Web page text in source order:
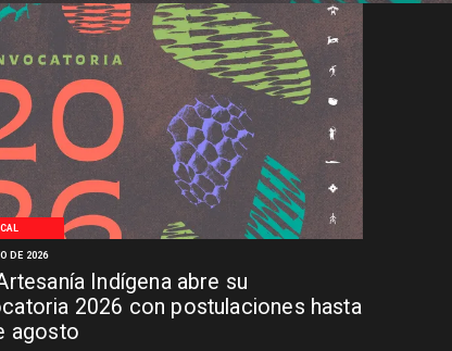
Indígena abre su
2026 con postulaciones hasta
agosto
DE 2026